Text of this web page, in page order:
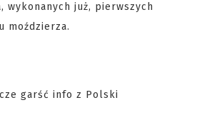
wykonanych już, pierwszych
moździerza.